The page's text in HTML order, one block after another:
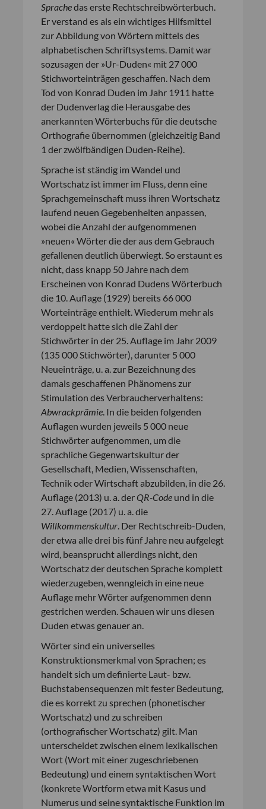
Sprachedas erste Rechtschreibwörterbuch.
Er verstand es als ein wichtiges Hilfsmittel
zur Abbildung von Wörtern mittels des
alphabetischen Schriftsystems. Damit war
sozusagen der »Ur-Duden« mit 27 000
Stichworteinträgen geschaffen. Nach dem
Tod von Konrad Duden im Jahr 1911 hatte
der Dudenverlag die Herausgabe des
anerkannten Wörterbuchs für die deutsche
Orthografie übernommen (gleichzeitig Band
1 der zwölfbändigen Duden-Reihe).
Sprache ist ständig im Wandel und
Wortschatz ist immer im Fluss, denn eine
Sprachgemeinschaft muss ihren Wortschatz
laufend neuen Gegebenheiten anpassen,
wobei die Anzahl der aufgenommenen
»neuen« Wörter die der aus dem Gebrauch
gefallenen deutlich überwiegt. So erstaunt es
nicht, dass knapp 50 Jahre nach dem
Erscheinen von Konrad Dudens Wörterbuch
die 10. Auflage (1929) bereits 66 000
Worteinträge enthielt. Wiederum mehr als
verdoppelt hatte sich die Zahl der
Stichwörter in der 25. Auflage im Jahr 2009
(135 000 Stichwörter), darunter 5 000
Neueinträge, u. a. zur Bezeichnung des
damals geschaffenen Phänomens zur
Stimulation des Verbraucherverhaltens:
Abwrackprämie. In die beiden folgenden
Auflagen wurden jeweils 5 000 neue
Stichwörter aufgenommen, um die
sprachliche Gegenwartskultur der
Gesellschaft, Medien, Wissenschaften,
Technik oder Wirtschaft abzubilden, in die 26.
Auflage (2013) u. a. derQR-Code und in die
27. Auflage (2017) u. a. die
Willkommenskultur. Der Rechtschreib-Duden,
der etwa alle drei bis fünf Jahre neu aufgelegt
wird, beansprucht allerdings nicht, den
Wortschatz der deutschen Sprache komplett
wiederzugeben, wenngleich in eine neue
Auflage mehr Wörter aufgenommen denn
gestrichen werden. Schauen wir uns diesen
Duden etwas genauer an.
Wörter sind ein universelles
Konstruktionsmerkmal von Sprachen; es
handelt sich um definierte Laut- bzw.
Buchstabensequenzen mit fester Bedeutung,
die es korrekt zu sprechen (phonetischer
Wortschatz) und zu schreiben
(orthografischer Wortschatz) gilt. Man
unterscheidet zwischen einem lexikalischen
Wort (Wort mit einer zugeschriebenen
Bedeutung) und einem syntaktischen Wort
(konkrete Wortform etwa mit Kasus und
Numerus und seine syntaktische Funktion im